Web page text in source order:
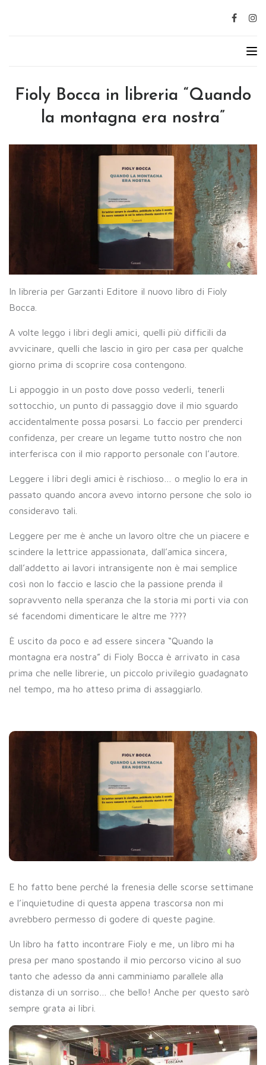
Fioly Bocca in libreria “Quando
la montagna era nostra”
In libreria per Garzanti Editore il nuovo libro di Fioly
Bocca.
A volte leggo i libri degli amici, quelli più difficili da
avvicinare, quelli che lascio in giro per casa per qualche
giorno prima di scoprire cosa contengono.
Li appoggio in un posto dove posso vederli, tenerli
sottocchio, un punto di passaggio dove il mio sguardo
accidentalmente possa posarsi. Lo faccio per prenderci
confidenza, per creare un legame tutto nostro che non
interferisca con il mio rapporto personale con l’autore.
Leggere i libri degli amici è rischioso… o meglio lo era in
passato quando ancora avevo intorno persone che solo io
consideravo tali.
Leggere per me è anche un lavoro oltre che un piacere e
scindere la lettrice appassionata, dall’amica sincera,
dall’addetto ai lavori intransigente non è mai semplice
così non lo faccio e lascio che la passione prenda il
sopravvento nella speranza che la storia mi porti via con
sé facendomi dimenticare le altre me ????
È uscito da poco e ad essere sincera “Quando la
montagna era nostra” di Fioly Bocca è arrivato in casa
prima che nelle librerie, un piccolo privilegio guadagnato
nel tempo, ma ho atteso prima di assaggiarlo.
E ho fatto bene perché la frenesia delle scorse settimane
e l’inquietudine di questa appena trascorsa non mi
avrebbero permesso di godere di queste pagine.
Un libro ha fatto incontrare Fioly e me, un libro mi ha
presa per mano spostando il mio percorso vicino al suo
tanto che adesso da anni camminiamo parallele alla
distanza di un sorriso… che bello! Anche per questo sarò
sempre grata ai libri.